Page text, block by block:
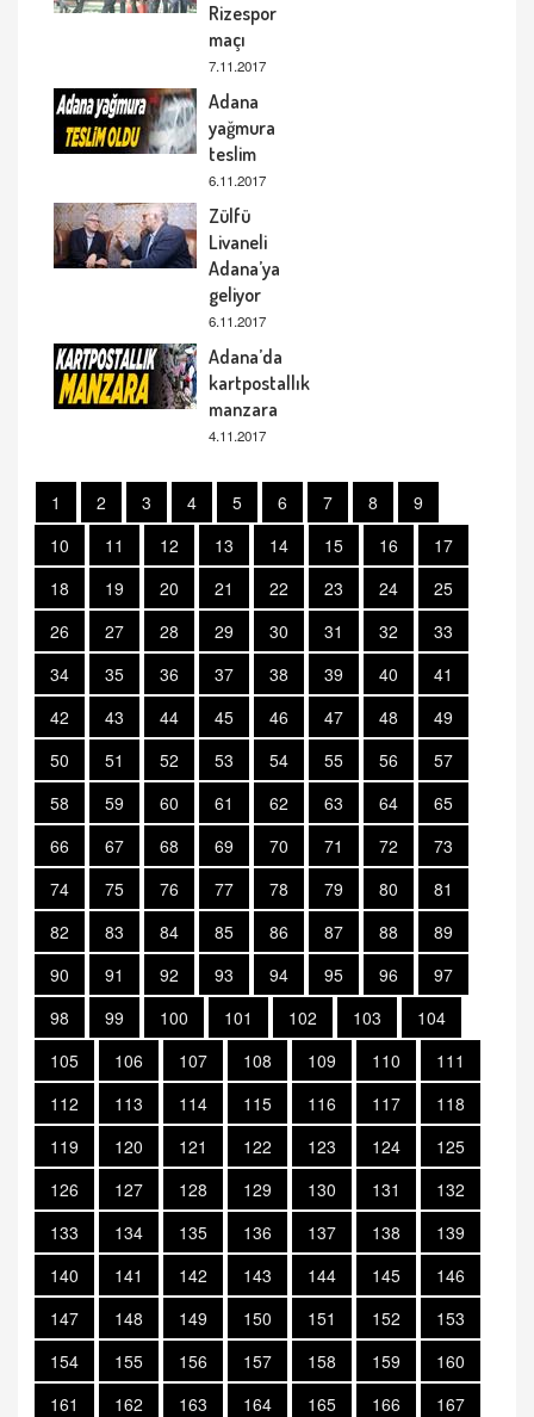
Rizespor
maçı
7.11.2017
Adana
yağmura
teslim
6.11.2017
Zülfü
Livaneli
Adana’ya
geliyor
6.11.2017
Adana’da
kartpostallık
manzara
4.11.2017
1 2 3 4 5 6 7 8
9
10
11 12 13 14 15 16
17
18
19 20 21 22 23 24
25
26
27 28 29 30 31 32
33
34
35 36 37 38 39 40
41
42
43 44 45 46 47 48
49
50
51 52 53 54 55 56
57
58
59 60 61 62 63 64
65
66
67 68 69 70 71 72
73
74
75 76 77 78 79 80
81
82
83 84 85 86 87 88
89
90
91 92 93 94 95 96
97
98
99 100 101 102 103
104
105
106 107 108 109 110
111
112
113 114 115 116 117
118
119
120 121 122 123 124
125
126
127 128 129 130 131
132
133
134 135 136 137 138
139
140
141 142 143 144 145
146
147
148 149 150 151 152
153
154
155 156 157 158 159
160
161
162 163 164 165 166
167